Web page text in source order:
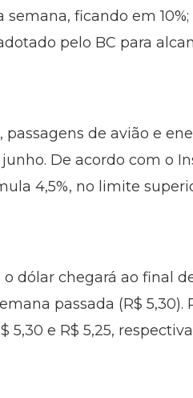
ficando em
pelo BC para
de avião e
De acordo com o
4,5%, no limite
dólar chegará ao final
passada (R$ 5,30).
e R$ 5,25,